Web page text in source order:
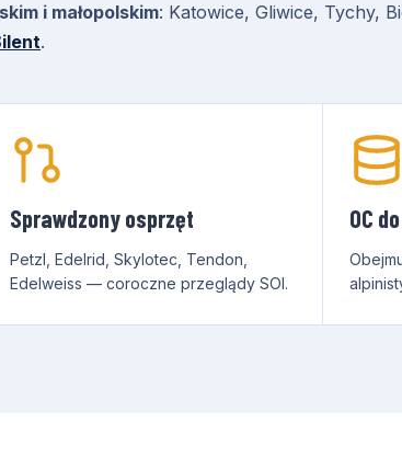
i małopolskim: Katowice, Gliwice, Tychy,
.
Sprawdzony osprzęt
Petzl, Edelrid, Skylotec, Tendon,
Edelweiss — coroczne przeglądy SOI.
OC